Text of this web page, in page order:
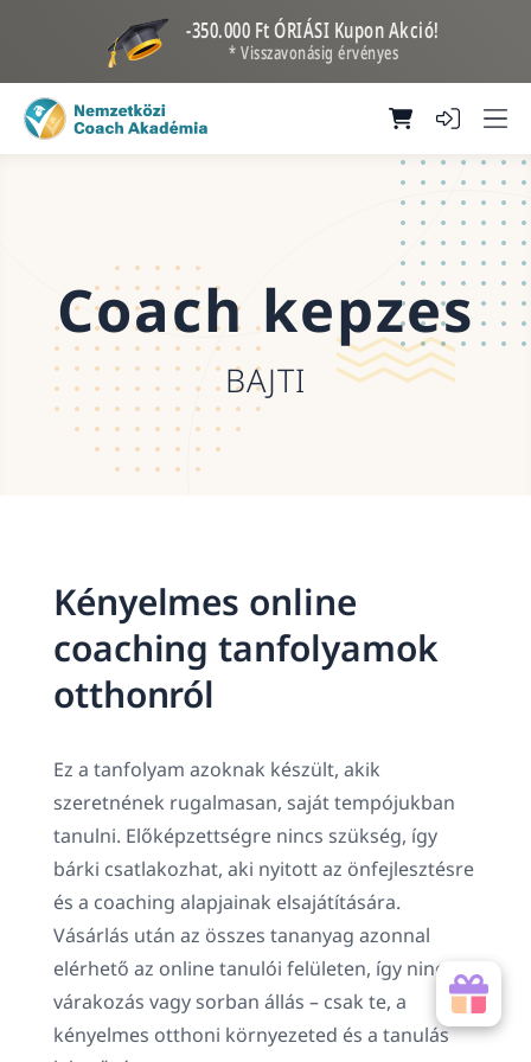
-350.000 Ft ÓRIÁSI Kupon Akció!
* Visszavonásig érvényes
Coach kepzes
BAJTI
Kényelmes online
coaching tanfolyamok
otthonról
Ez a tanfolyam azoknak készült, akik
szeretnének rugalmasan, saját tempójukban
tanulni. Előképzettségre nincs szükség, így
bárki csatlakozhat, aki nyitott az önfejlesztésre
és a coaching alapjainak elsajátítására.
Vásárlás után az összes tananyag azonnal
elérhető az online tanulói felületen, így nincs
várakozás vagy sorban állás – csak te, a
kényelmes otthoni környezeted és a tanulás